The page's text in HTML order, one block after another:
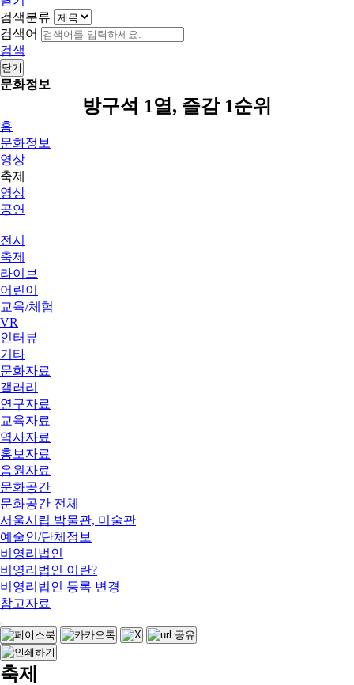
검색분류
검색어
검색
닫기
문화정보
방구석 1열, 즐감 1순위
홈
문화정보
영상
축제
영상
공연
전시
축제
라이브
어린이
교육/체험
VR
인터뷰
기타
문화자료
갤러리
연구자료
교육자료
역사자료
홍보자료
음원자료
문화공간
문화공간 전체
서울시립 박물관, 미술관
예술인/단체정보
비영리법인
비영리법인 이란?
비영리법인 등록 변경
참고자료
축제